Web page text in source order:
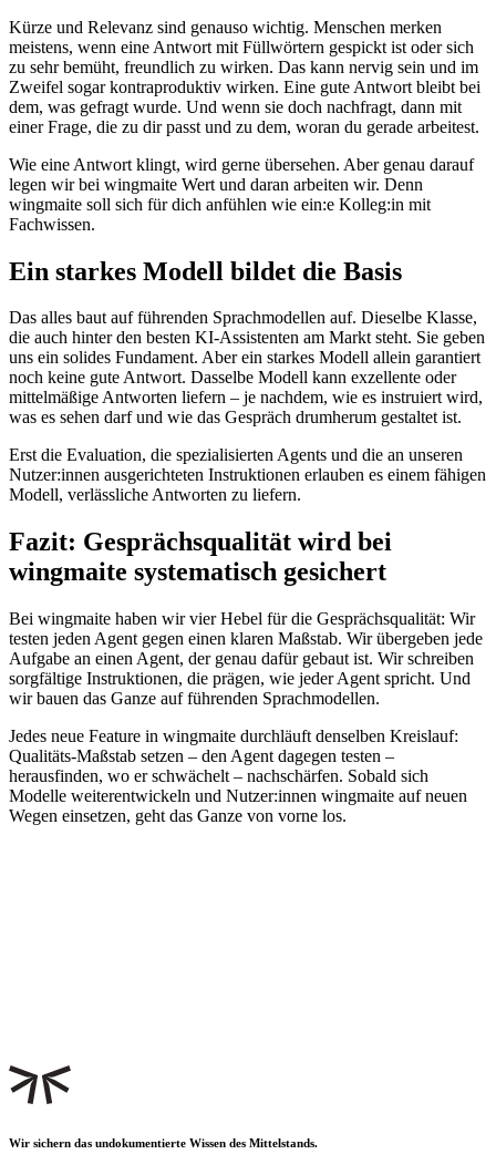
Kürze und Relevanz sind genauso wichtig. Menschen merken
meistens, wenn eine Antwort mit Füllwörtern gespickt ist oder sich
zu sehr bemüht, freundlich zu wirken. Das kann nervig sein und im
Zweifel sogar kontraproduktiv wirken. Eine gute Antwort bleibt bei
dem, was gefragt wurde. Und wenn sie doch nachfragt, dann mit
einer Frage, die zu dir passt und zu dem, woran du gerade arbeitest.
Wie eine Antwort klingt, wird gerne übersehen. Aber genau darauf
legen wir bei wingmaite Wert und daran arbeiten wir. Denn
wingmaite soll sich für dich anfühlen wie ein:e Kolleg:in mit
Fachwissen.
Ein starkes Modell bildet die Basis
Das alles baut auf führenden Sprachmodellen auf. Dieselbe Klasse,
die auch hinter den besten KI-Assistenten am Markt steht. Sie geben
uns ein solides Fundament. Aber ein starkes Modell allein garantiert
noch keine gute Antwort. Dasselbe Modell kann exzellente oder
mittelmäßige Antworten liefern – je nachdem, wie es instruiert wird,
was es sehen darf und wie das Gespräch drumherum gestaltet ist.
Erst die Evaluation, die spezialisierten Agents und die an unseren
Nutzer:innen ausgerichteten Instruktionen erlauben es einem fähigen
Modell, verlässliche Antworten zu liefern.
Fazit: Gesprächsqualität wird bei
wingmaite systematisch gesichert
Bei wingmaite haben wir vier Hebel für die Gesprächsqualität: Wir
testen jeden Agent gegen einen klaren Maßstab. Wir übergeben jede
Aufgabe an einen Agent, der genau dafür gebaut ist. Wir schreiben
sorgfältige Instruktionen, die prägen, wie jeder Agent spricht. Und
wir bauen das Ganze auf führenden Sprachmodellen.
Jedes neue Feature in wingmaite durchläuft denselben Kreislauf:
Qualitäts-Maßstab setzen – den Agent dagegen testen –
herausfinden, wo er schwächelt – nachschärfen. Sobald sich
Modelle weiterentwickeln und Nutzer:innen wingmaite auf neuen
Wegen einsetzen, geht das Ganze von vorne los.
Wir sichern das undokumentierte Wissen des Mittelstands.